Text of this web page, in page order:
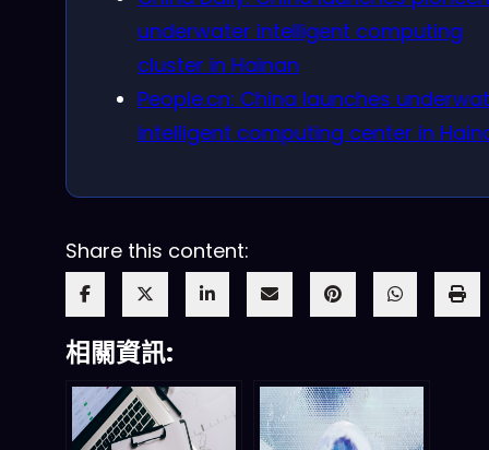
underwater intelligent computing
cluster in Hainan
People.cn: China launches
intelligent computing center in
Share this content:
相關資訊: